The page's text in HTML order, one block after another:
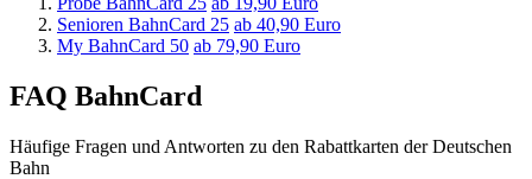
Senioren BahnCard 25 ab 40,90 Euro
My BahnCard 50 ab 79,90 Euro
FAQ BahnCard
Häufige Fragen und Antworten zu den Rabattkarten der Deutschen
Bahn